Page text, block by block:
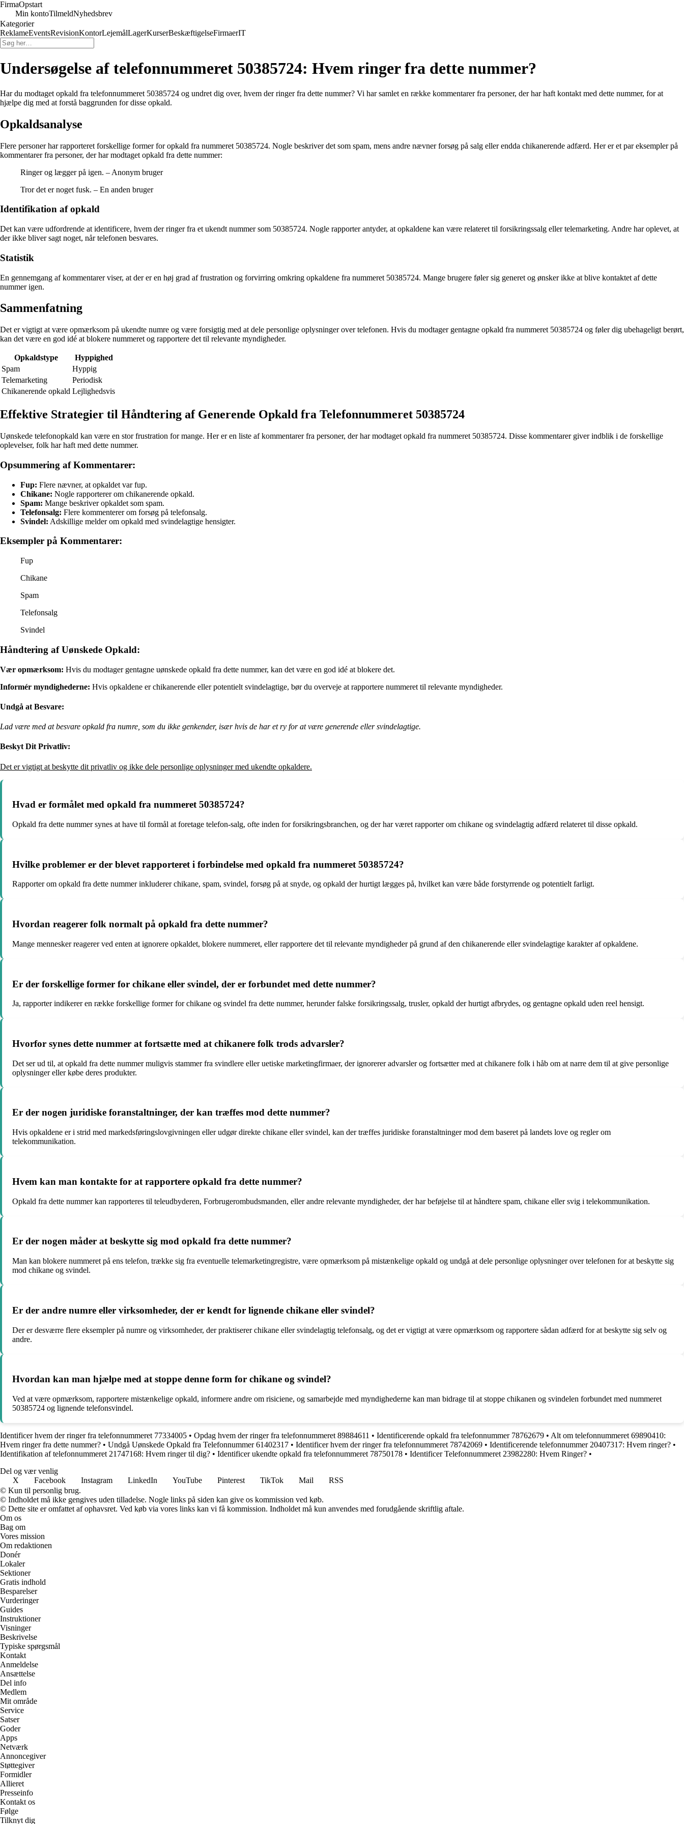
FirmaOpstart
Min kontoTilmeldNyhedsbrev
Kategorier
ReklameEventsRevisionKontorLejemålLagerKurserBeskæftigelseFirmaerIT
Undersøgelse af telefonnummeret 50385724: Hvem ringer fra dette nummer?
Har du modtaget opkald fra telefonnummeret 50385724 og undret dig over, hvem der ringer fra dette nummer? Vi har samlet en række kommentarer fra personer, der har haft kontakt med dette nummer, for at
hjælpe dig med at forstå baggrunden for disse opkald.
Opkaldsanalyse
Flere personer har rapporteret forskellige former for opkald fra nummeret 50385724. Nogle beskriver det som spam, mens andre nævner forsøg på salg eller endda chikanerende adfærd. Her er et par eksempler på
kommentarer fra personer, der har modtaget opkald fra dette nummer:
Ringer og lægger på igen. – Anonym bruger
Tror det er noget fusk. – En anden bruger
Identifikation af opkald
Det kan være udfordrende at identificere, hvem der ringer fra et ukendt nummer som 50385724. Nogle rapporter antyder, at opkaldene kan være relateret til forsikringssalg eller telemarketing. Andre har oplevet, at
der ikke bliver sagt noget, når telefonen besvares.
Statistik
En gennemgang af kommentarer viser, at der er en høj grad af frustration og forvirring omkring opkaldene fra nummeret 50385724. Mange brugere føler sig generet og ønsker ikke at blive kontaktet af dette
nummer igen.
Sammenfatning
Det er vigtigt at være opmærksom på ukendte numre og være forsigtig med at dele personlige oplysninger over telefonen. Hvis du modtager gentagne opkald fra nummeret 50385724 og føler dig ubehageligt berørt,
kan det være en god idé at blokere nummeret og rapportere det til relevante myndigheder.
Opkaldstype
Hyppighed
Spam
Hyppig
Telemarketing
Periodisk
Chikanerende opkald Lejlighedsvis
Effektive Strategier til Håndtering af Generende Opkald fra Telefonnummeret 50385724
Uønskede telefonopkald kan være en stor frustration for mange. Her er en liste af kommentarer fra personer, der har modtaget opkald fra nummeret 50385724. Disse kommentarer giver indblik i de forskellige
oplevelser, folk har haft med dette nummer.
Opsummering af Kommentarer:
Fup: Flere nævner, at opkaldet var fup.
Chikane: Nogle rapporterer om chikanerende opkald.
Spam: Mange beskriver opkaldet som spam.
Telefonsalg: Flere kommenterer om forsøg på telefonsalg.
Svindel: Adskillige melder om opkald med svindelagtige hensigter.
Eksempler på Kommentarer:
Fup
Chikane
Spam
Telefonsalg
Svindel
Håndtering af Uønskede Opkald:
Vær opmærksom: Hvis du modtager gentagne uønskede opkald fra dette nummer, kan det være en god idé at blokere det.
Informér myndighederne: Hvis opkaldene er chikanerende eller potentielt svindelagtige, bør du overveje at rapportere nummeret til relevante myndigheder.
Undgå at Besvare:
Lad være med at besvare opkald fra numre, som du ikke genkender, især hvis de har et ry for at være generende eller svindelagtige.
Beskyt Dit Privatliv:
Det er vigtigt at beskytte dit privatliv og ikke dele personlige oplysninger med ukendte opkaldere.
Hvad er formålet med opkald fra nummeret 50385724?
Opkald fra dette nummer synes at have til formål at foretage telefon-salg, ofte inden for forsikringsbranchen, og der har været rapporter om chikane og svindelagtig adfærd relateret til disse opkald.
Hvilke problemer er der blevet rapporteret i forbindelse med opkald fra nummeret 50385724?
Rapporter om opkald fra dette nummer inkluderer chikane, spam, svindel, forsøg på at snyde, og opkald der hurtigt lægges på, hvilket kan være både forstyrrende og potentielt farligt.
Hvordan reagerer folk normalt på opkald fra dette nummer?
Mange mennesker reagerer ved enten at ignorere opkaldet, blokere nummeret, eller rapportere det til relevante myndigheder på grund af den chikanerende eller svindelagtige karakter af opkaldene.
Er der forskellige former for chikane eller svindel, der er forbundet med dette nummer?
Ja, rapporter indikerer en række forskellige former for chikane og svindel fra dette nummer, herunder falske forsikringssalg, trusler, opkald der hurtigt afbrydes, og gentagne opkald uden reel hensigt.
Hvorfor synes dette nummer at fortsætte med at chikanere folk trods advarsler?
Det ser ud til, at opkald fra dette nummer muligvis stammer fra svindlere eller uetiske marketingfirmaer, der ignorerer advarsler og fortsætter med at chikanere folk i håb om at narre dem til at give personlige
oplysninger eller købe deres produkter.
Er der nogen juridiske foranstaltninger, der kan træffes mod dette nummer?
Hvis opkaldene er i strid med markedsføringslovgivningen eller udgør direkte chikane eller svindel, kan der træffes juridiske foranstaltninger mod dem baseret på landets love og regler om
telekommunikation.
Hvem kan man kontakte for at rapportere opkald fra dette nummer?
Opkald fra dette nummer kan rapporteres til teleudbyderen, Forbrugerombudsmanden, eller andre relevante myndigheder, der har beføjelse til at håndtere spam, chikane eller svig i telekommunikation.
Er der nogen måder at beskytte sig mod opkald fra dette nummer?
Man kan blokere nummeret på ens telefon, trække sig fra eventuelle telemarketingregistre, være opmærksom på mistænkelige opkald og undgå at dele personlige oplysninger over telefonen for at beskytte sig
mod chikane og svindel.
Er der andre numre eller virksomheder, der er kendt for lignende chikane eller svindel?
Der er desværre flere eksempler på numre og virksomheder, der praktiserer chikane eller svindelagtig telefonsalg, og det er vigtigt at være opmærksom og rapportere sådan adfærd for at beskytte sig selv og
andre.
Hvordan kan man hjælpe med at stoppe denne form for chikane og svindel?
Ved at være opmærksom, rapportere mistænkelige opkald, informere andre om risiciene, og samarbejde med myndighederne kan man bidrage til at stoppe chikanen og svindelen forbundet med nummeret
50385724 og lignende telefonsvindel.
Identificer hvem der ringer fra telefonnummeret 77334005 • Opdag hvem der ringer fra telefonnummeret 89884611 • Identificerende opkald fra telefonnummer 78762679 • Alt om telefonnummeret 69890410:
Hvem ringer fra dette nummer? • Undgå Uønskede Opkald fra Telefonnummer 61402317 • Identificer hvem der ringer fra telefonnummeret 78742069 • Identificerende telefonnummer 20407317: Hvem ringer? •
Identifikation af telefonnummeret 21747168: Hvem ringer til dig? • Identificer ukendte opkald fra telefonnummeret 78750178 • Identificer Telefonnummeret 23982280: Hvem Ringer? •
Del og vær venlig
X
Facebook Instagram LinkedIn YouTube Pinterest TikTok Mail
RSS
© Kun til personlig brug.
© Indholdet må ikke gengives uden tilladelse. Nogle links på siden kan give os kommission ved køb.
© Dette site er omfattet af ophavsret. Ved køb via vores links kan vi få kommission. Indholdet må kun anvendes med forudgående skriftlig aftale.
Om os
Bag om
Vores mission
Om redaktionen
Donér
Lokaler
Sektioner
Gratis indhold
Besparelser
Vurderinger
Guides
Instruktioner
Visninger
Beskrivelse
Typiske spørgsmål
Kontakt
Anmeldelse
Ansættelse
Del info
Medlem
Mit område
Service
Satser
Goder
Apps
Netværk
Annoncegiver
Støttegiver
Formidler
Allieret
Presseinfo
Kontakt os
Følge
Tilknyt dig